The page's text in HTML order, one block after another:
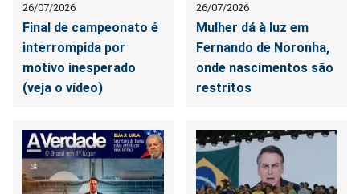
26/07/2026
Final de campeonato é
interrompida por
motivo inesperado
(veja o vídeo)
26/07/2026
Mulher dá à luz em
Fernando de Noronha,
onde nascimentos são
restritos